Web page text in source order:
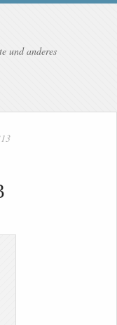
und anderes